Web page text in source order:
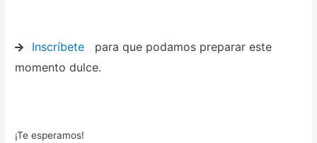
Inscríbete
para que podamos preparar este
momento dulce.
¡Te esperamos!